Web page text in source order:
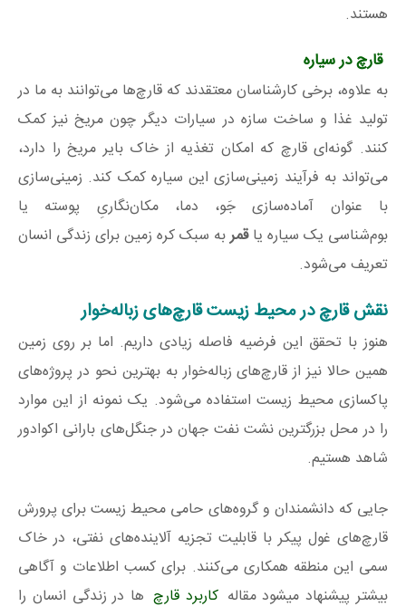
هستند.
قارچ در سیاره
به علاوه، برخی کارشناسان معتقدند که قارچ‌ها می‌توانند به ما در
تولید غذا و ساخت سازه در سیارات دیگر چون مریخ نیز کمک
کنند. گونه‌ای قارچ که امکان تغذیه از خاک بایر مریخ را دارد،
می‌تواند به فرآیند زمینی‌سازی این سیاره کمک کند. زمینی‌سازی
با عنوان آماده‌سازی جَو، دما، مکان‌نگاریِ پوسته یا
بوم‌شناسی یک سیاره یاقمربه سبک کره زمین برای زندگی انسان
تعریف می‌شود.
نقش قارچ‌ در محیط زیست قارچ‌های زباله‌خوار
هنوز با تحقق این فرضیه فاصله زیادی داریم. اما بر روی زمین
همین حالا نیز از قارچ‌های زباله‌خوار به بهترین نحو در پروژه‌های
پاکسازی محیط زیست استفاده می‌شود. یک نمونه از این موارد
را در محل بزرگترین نشت نفت جهان در جنگل‌های بارانی اکوادور
شاهد هستیم.
جایی که دانشمندان و گروه‌های حامی محیط زیست برای پرورش
قارچ‌های غول پیکر با قابلیت تجزیه آلاینده‌های نفتی، در خاک
سمی این منطقه همکاری می‌کنند. برای کسب اطلاعات و آگاهی
بیشتر پیشنهاد میشود مقاله کاربرد قارچ ها در زندگی انسان را